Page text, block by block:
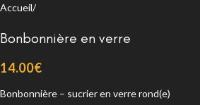
Accueil Toilette
Bonbonnière en verre
14.00€
Bonbonnière – sucrier en verre rond(e)